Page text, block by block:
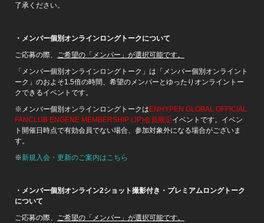
了承ください。
・メンバー個別オンラインロングトークについて
ご応募の際、
ご希望の「メンバー」が選択可能です。
「メンバー個別オンラインロングトーク」は「メンバー個別オンライント
ーク」のおよそ1.5倍の時間、希望のメンバーとゆったりオンライントー
クできるイベントです。
※メンバー個別オンラインロングトークはENHYPEN GLOBAL OFFICIAL
FANCLUB ENGENE MEMBERSHIP (JP)会員限定イベントです。イベン
ト開催日時点で有効会員でない場合、参加対象外になる場合がございま
す。
※新規入会・更新のご案内はこちら
・メンバー個別オンライン2ショット撮影付き・プレミアムロングトーク
について
ご応募の際、
ご希望の「メンバー」が選択可能です。